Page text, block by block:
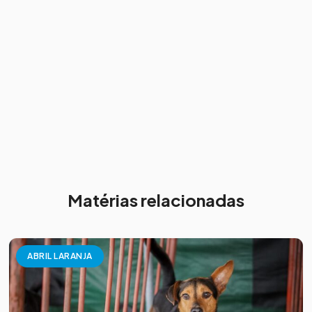
Matérias relacionadas
ABRIL LARANJA